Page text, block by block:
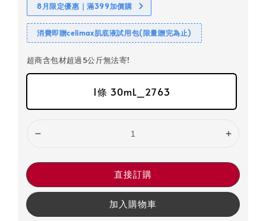
8月限定優惠｜滿399加價購
消費即贈celimax肌底液試用包(限量贈完為止)
超商含包材超過5公斤無法寄!
1條 30mL_2763
直接訂購
加入購物車